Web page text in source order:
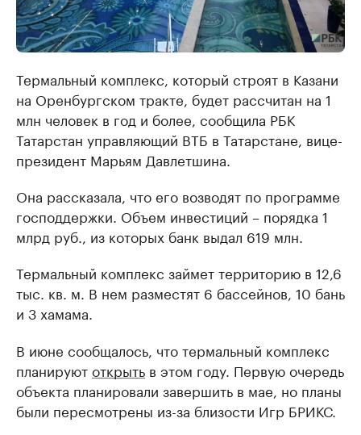
Термальный комплекс, который строят в Казани
на Оренбургском тракте, будет рассчитан на 1
млн человек в год и более, сообщила РБК
Татарстан управляющий ВТБ в Татарстане, вице-
президент Марьям Давлетшина.
Она рассказала, что его возводят по программе
господдержки. Объем инвестиций – порядка 1
млрд руб., из которых банк выдал 619 млн.
Термальный комплекс займет территорию в 12,6
тыс. кв. м. В нем разместят 6 бассейнов, 10 бань
и 3 хамама.
В июне сообщалось, что термальный комплекс
планируютоткрыть в этом году. Первую очередь
объекта планировали завершить в мае, но планы
были пересмотрены из-за близости Игр БРИКС.